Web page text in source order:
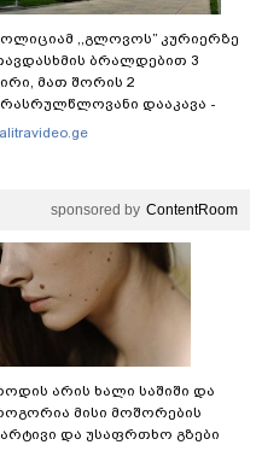
,,გლოვოს” კურიერზე
ბრალდებით 3
მათ შორის 2
დააკავა -
შსს ინფორმაციას ავრცელებს
sponsored by ContentRoom
არის ხალი საშიში და
მისი მოშორების
და უსაფრთხო გზები